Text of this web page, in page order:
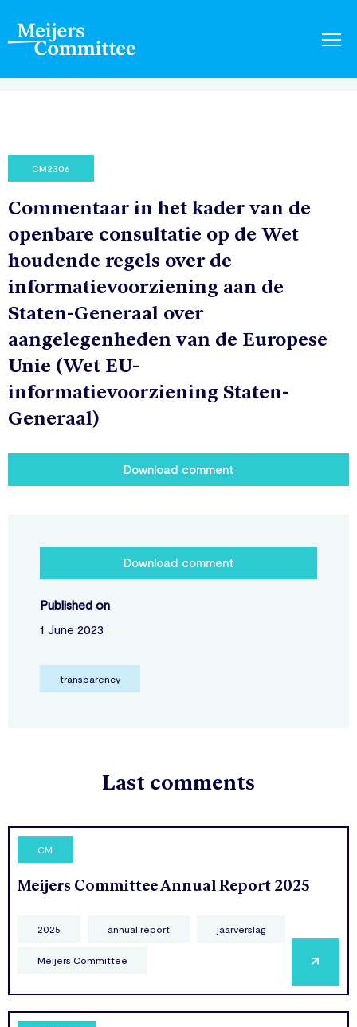
CM2306
Commentaar in het kader van de
openbare consultatie op de Wet
houdende regels over de
informatievoorziening aan de
Staten-Generaal over
aangelegenheden van de Europese
Unie (Wet EU-
informatievoorziening Staten-
Generaal)
Download comment
Download comment
Published on
1 June 2023
transparency
Last comments
CM
Meijers Committee Annual Report 2025
2025 annual report jaarverslag
Meijers Committee